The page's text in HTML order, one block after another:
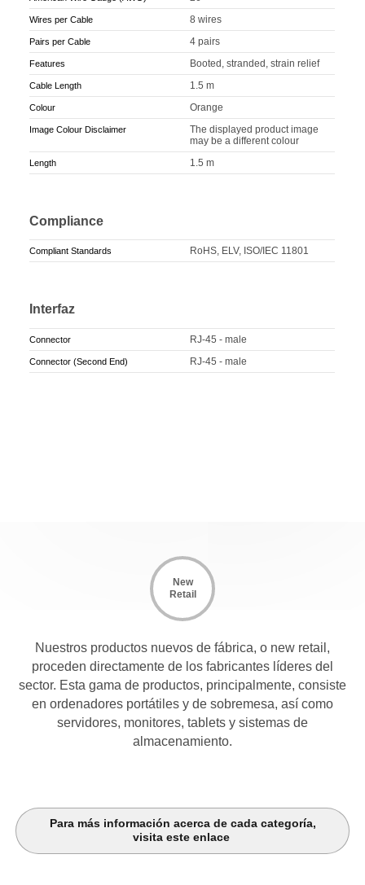
Wires per Cable 8 wires
Pairs per Cable 4 pairs
Features Booted, stranded, strain relief
Cable Length 1.5 m
Colour Orange
Image Colour Disclaimer
The displayed product image
may be a different colour
Length 1.5 m
Compliance
Compliant Standards RoHS, ELV, ISO/IEC 11801
Interfaz
Connector RJ-45 - male
Connector (Second End) RJ-45 - male
New
Retail
Nuestros productos nuevos de fábrica, o new retail,
proceden directamente de los fabricantes líderes del
sector. Esta gama de productos, principalmente, consiste
en ordenadores portátiles y de sobremesa, así como
servidores, monitores, tablets y sistemas de
almacenamiento.
Para más información acerca de cada categoría,
visita este enlace